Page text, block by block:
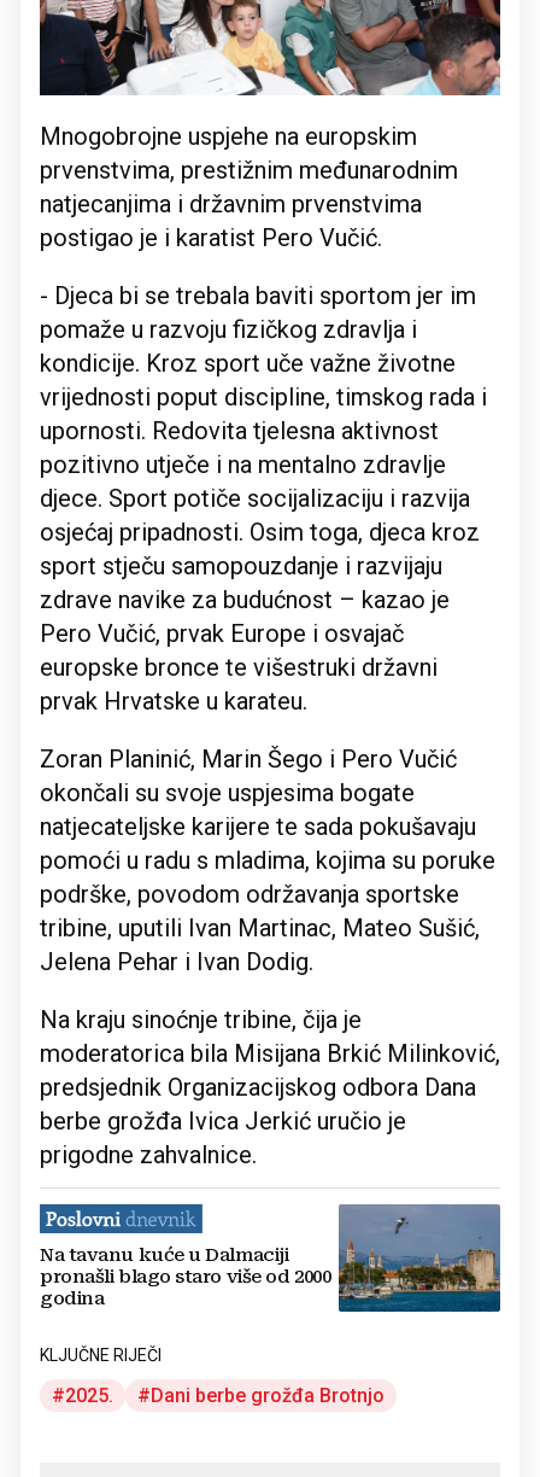
Mnogobrojne uspjehe na europskim
prvenstvima, prestižnim međunarodnim
natjecanjima i državnim prvenstvima
postigao je i karatist Pero Vučić.
- Djeca bi se trebala baviti sportom jer im
pomaže u razvoju fizičkog zdravlja i
kondicije. Kroz sport uče važne životne
vrijednosti poput discipline, timskog rada i
upornosti. Redovita tjelesna aktivnost
pozitivno utječe i na mentalno zdravlje
djece. Sport potiče socijalizaciju i razvija
osjećaj pripadnosti. Osim toga, djeca kroz
sport stječu samopouzdanje i razvijaju
zdrave navike za budućnost – kazao je
Pero Vučić, prvak Europe i osvajač
europske bronce te višestruki državni
prvak Hrvatske u karateu.
Zoran Planinić, Marin Šego i Pero Vučić
okončali su svoje uspjesima bogate
natjecateljske karijere te sada pokušavaju
pomoći u radu s mladima, kojima su poruke
podrške, povodom održavanja sportske
tribine, uputili Ivan Martinac, Mateo Sušić,
Jelena Pehar i Ivan Dodig.
Na kraju sinoćnje tribine, čija je
moderatorica bila Misijana Brkić Milinković,
predsjednik Organizacijskog odbora Dana
berbe grožđa Ivica Jerkić uručio je
prigodne zahvalnice.
Na tavanu kuće u Dalmaciji
pronašli blago staro više od 2000
godina
KLJUČNE RIJEČI
2025. Dani berbe grožđa Brotnjo